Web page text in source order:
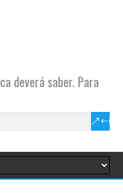
deverá saber. Para